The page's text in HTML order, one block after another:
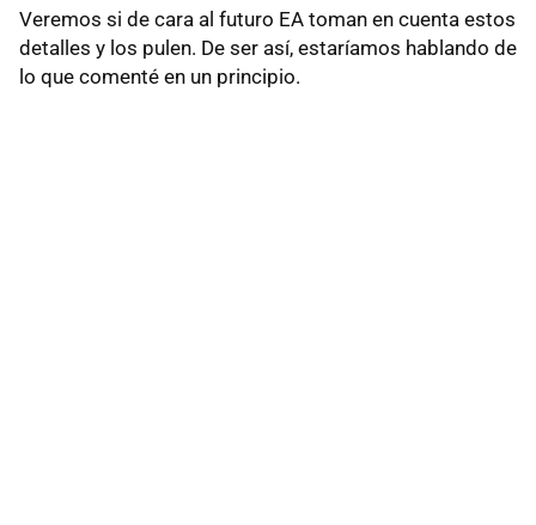
Veremos si de cara al futuro EA toman en cuenta estos
detalles y los pulen. De ser así, estaríamos hablando de
lo que comenté en un principio.